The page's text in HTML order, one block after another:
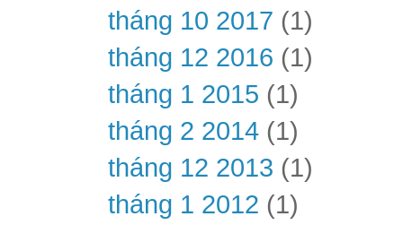
tháng 10 2017 (1)
tháng 12 2016 (1)
tháng 1 2015 (1)
tháng 2 2014 (1)
tháng 12 2013 (1)
tháng 1 2012 (1)